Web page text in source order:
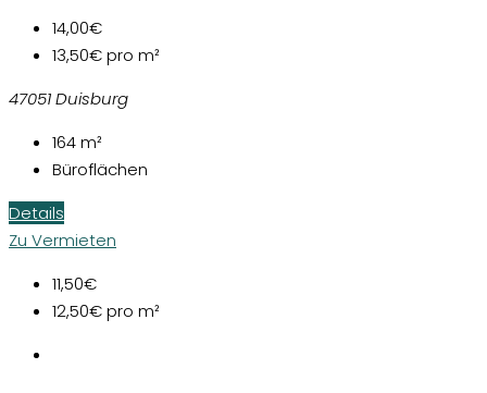
14,00€
13,50€pro m²
47051 Duisburg
164m²
Büroflächen
Details
Zu Vermieten
11,50€
12,50€pro m²